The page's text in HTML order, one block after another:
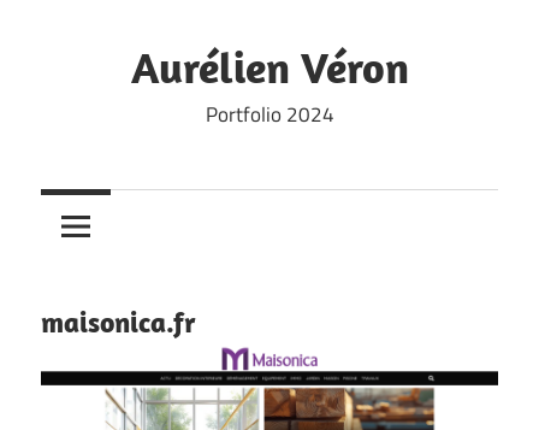
Aurélien Véron
Portfolio 2024
maisonica.fr